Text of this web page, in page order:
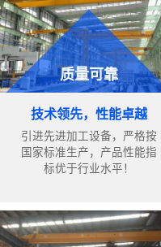
质量可靠
技术领先，性能卓越
引进先进加工设备，严格按
国家标准生产，产品性能指
标优于行业水平！